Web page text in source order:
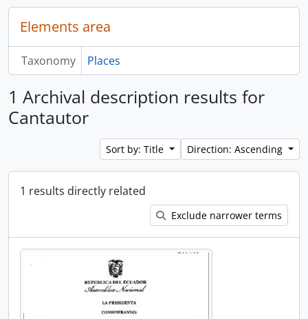
Elements area
Taxonomy Places
1 Archival description results for
Cantautor
Sort by: Title Direction: Ascending
1 results directly related
Exclude narrower terms